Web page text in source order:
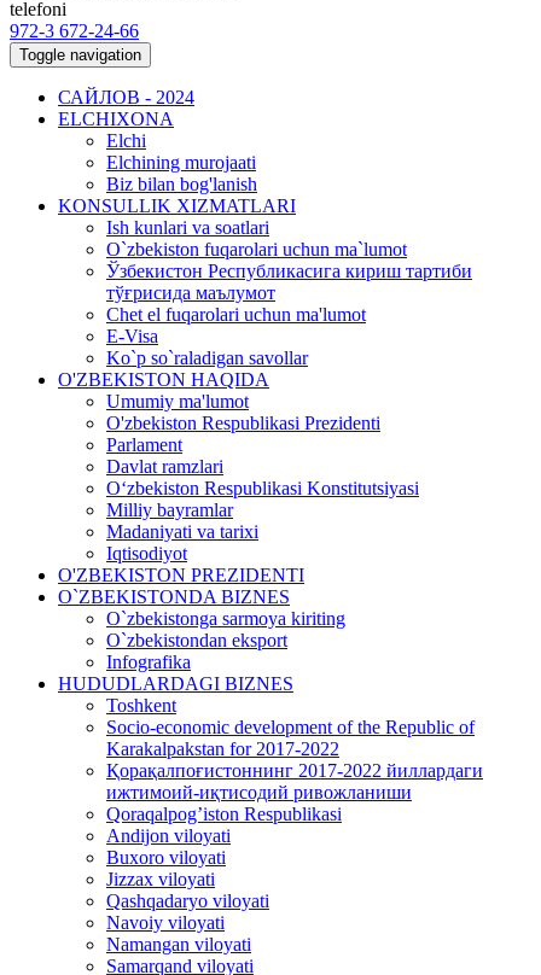
telefoni
972-3 672-24-66
Toggle navigation
САЙЛОВ - 2024
ELCHIXONA
Elchi
Elchining murojaati
Biz bilan bog'lanish
KONSULLIK XIZMATLARI
Ish kunlari va soatlari
O`zbekiston fuqarolari uchun ma`lumot
Ўзбекистон Республикасига кириш тартиби
тўғрисида маълумот
Chet el fuqarolari uchun ma'lumot
E-Visa
Ko`p so`raladigan savollar
O'ZBEKISTON HAQIDA
Umumiy ma'lumot
O'zbekiston Respublikasi Prezidenti
Parlament
Davlat ramzlari
O‘zbekiston Respublikasi Konstitutsiyasi
Milliy bayramlar
Madaniyati va tarixi
Iqtisodiyot
O'ZBEKISTON PREZIDENTI
O`ZBEKISTONDA BIZNES
O`zbekistonga sarmoya kiriting
O`zbekistondan eksport
Infografika
HUDUDLARDAGI BIZNES
Toshkent
Socio-economic development of the Republic of
Karakalpakstan for 2017-2022
Қорақалпоғистоннинг 2017-2022 йиллардаги
ижтимоий-иқтисодий ривожланиши
Qoraqalpog’iston Respublikasi
Andijon viloyati
Buxoro viloyati
Jizzax viloyati
Qashqadaryo viloyati
Navoiy viloyati
Namangan viloyati
Samarqand viloyati